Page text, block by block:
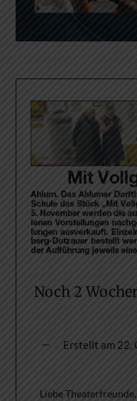
Noch 2
Erstellt am 22.
Liebe Theaterfreunde,